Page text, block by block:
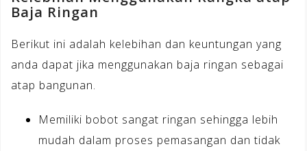
Baja Ringan
Berikut ini adalah kelebihan dan keuntungan yang
anda dapat jika menggunakan baja ringan sebagai
atap bangunan.
Memiliki bobot sangat ringan sehingga lebih
mudah dalam proses pemasangan dan tidak